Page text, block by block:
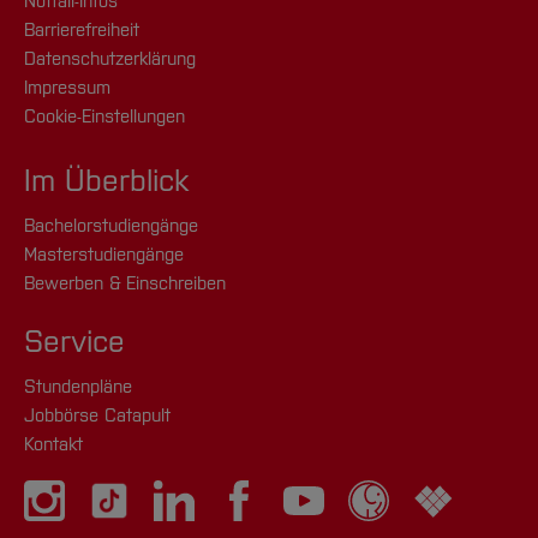
Barrierefreiheit
Datenschutzerklärung
Impressum
Cookie-Einstellungen
Im Überblick
Bachelorstudiengänge
Masterstudiengänge
Bewerben & Einschreiben
Service
Stundenpläne
Jobbörse Catapult
Kontakt